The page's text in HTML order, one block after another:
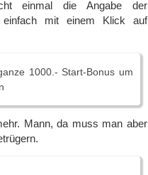
einmal die Angabe der
mit einem Klick auf
1000.- Start-Bonus um
Mann, da muss man aber